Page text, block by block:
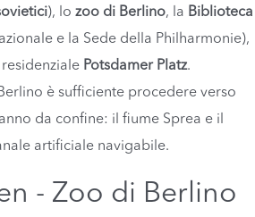
), lo zoo di Berlino, la Biblioteca
e la Sede della Philharmonie),
Potsdamer Platz.
è sufficiente procedere verso
da confine: il fiume Sprea e il
artificiale navigabile.
- Zoo di Berlino